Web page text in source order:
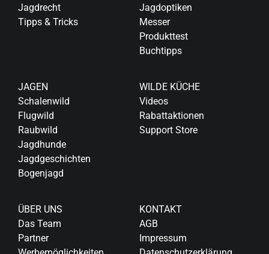
Jagdrecht
Tipps & Tricks
Jagdoptiken
Messer
Produkttest
Buchtipps
JAGEN
Schalenwild
Flugwild
Raubwild
Jagdhunde
Jagdgeschichten
Bogenjagd
WILDE KÜCHE
Videos
Rabattaktionen
Support Store
ÜBER UNS
Das Team
Partner
KONTAKT
AGB
Impressum